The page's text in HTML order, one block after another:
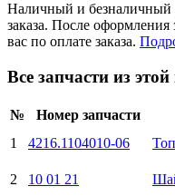
Наличный и безналичный
заказа. После оформления
вас по оплате заказа.
Все запчасти из
№ Номер запчасти
1
4216.1104010-06
2
10 01 21